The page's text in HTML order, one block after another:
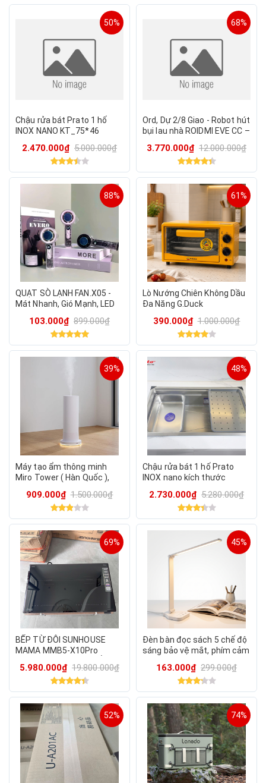
50%
Chậu rửa bát Prato 1 hố
INOX NANO KT_75*46
2.470.000₫ 5.000.000₫
68%
Ord, Dự 2/8 Giao - Robot hút
bụi lau nhà ROIDMI EVE CC –
khiển qua App
3.770.000₫ 12.000.000₫
88%
QUẠT SÒ LẠNH FAN.X05 -
Mát Nhanh, Gió Mạnh, LED
GIAO RANDOM KO CHỌN
103.000₫ 899.000₫
61%
Lò Nướng Chiên Không Dầu
Đa Năng G.Duck
390.000₫ 1.000.000₫
39%
Máy tạo ẩm thông minh
Miro Tower ( Hàn Quốc ),
remote điều khiển.
909.000₫ 1.500.000₫
48%
Chậu rửa bát 1 hố Prato
INOX nano kích thước
HÃNG CHẤT LƯỢNG CAO
2.730.000₫ 5.280.000₫
69%
BẾP TỪ ĐÔI SUNHOUSE
MAMA MMB5-X10Pro
THÁI LAN
5.980.000₫ 19.800.000₫
45%
Đèn bàn đọc sách 5 chế độ
sáng bảo vệ mắt, phím cảm
thể gập gọn
163.000₫ 299.000₫
52% 74%